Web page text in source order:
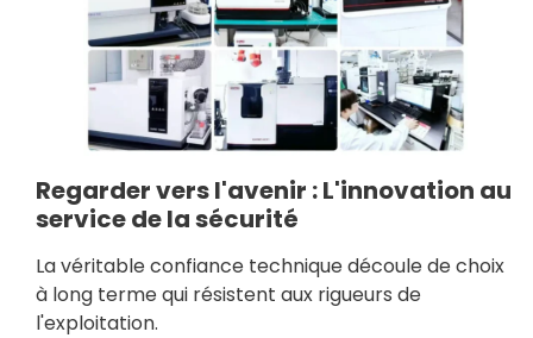
Regarder vers l'avenir : L'innovation au
service de la sécurité
La véritable confiance technique découle de choix
à long terme qui résistent aux rigueurs de
l'exploitation.